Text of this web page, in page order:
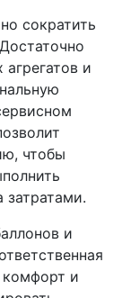
сократить
и
чтобы
и
комфорт и